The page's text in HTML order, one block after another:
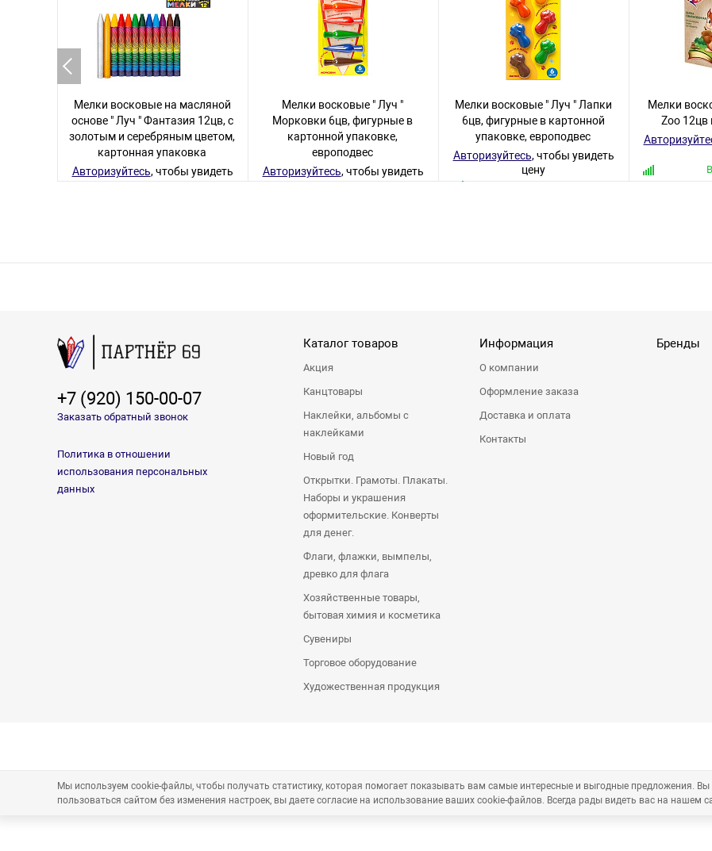
Мелки восковые на масляной
основе " Луч " Фантазия 12цв, с
золотым и серебряным цветом,
картонная упаковка
Авторизуйтесь, чтобы увидеть
Мелки восковые " Луч "
Морковки 6цв, фигурные в
картонной упаковке,
европодвес
Авторизуйтесь, чтобы увидеть
Мелки восковые " Луч " Лапки
6цв, фигурные в картонной
упаковке, европодвес
Авторизуйтесь, чтобы увидеть
цену
Мелки
Zoo 12цв
+7 (920) 150-00-07
Заказать обратный звонок
Политика в отношении
использования персональных
данных
Каталог товаров
Акция
Канцтовары
Наклейки, альбомы с
наклейками
Новый год
Открытки. Грамоты. Плакаты.
Наборы и украшения
оформительские. Конверты
для денег.
Флаги, флажки, вымпелы,
древко для флага
Хозяйственные товары,
бытовая химия и косметика
Сувениры
Торговое оборудование
Художественная продукция
Информация
О компании
Оформление заказа
Доставка и оплата
Контакты
Бренды
Мы используем cookie-файлы, чтобы получать статистику, которая помогает показывать вам самые интересные и выгодные предложения.
пользоваться сайтом без изменения настроек, вы даете согласие на использование ваших cookie-файлов. Всегда рады видеть вас на нашем